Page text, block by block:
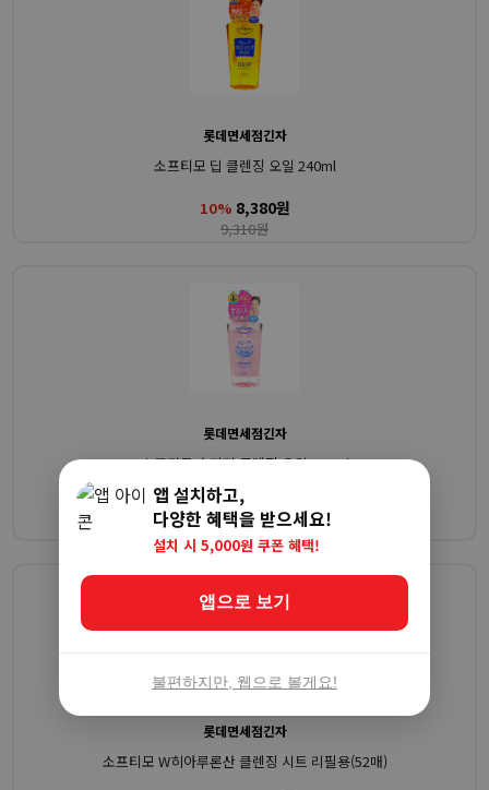
롯데면세점긴자
소프티모 딥 클렌징 오일 240ml
10% 8,380원
9,310원
롯데면세점긴자
소프티모 스피디 클렌징 오일 240ml
10% 8,760원
9,730원
롯데면세점긴자
소프티모 W히아루론산 클렌징 시트 리필용(52매)
앱 설치하고,
다양한 혜택을 받으세요!
설치 시 5,000원 쿠폰 혜택!
앱으로 보기
불편하지만, 웹으로 볼게요!